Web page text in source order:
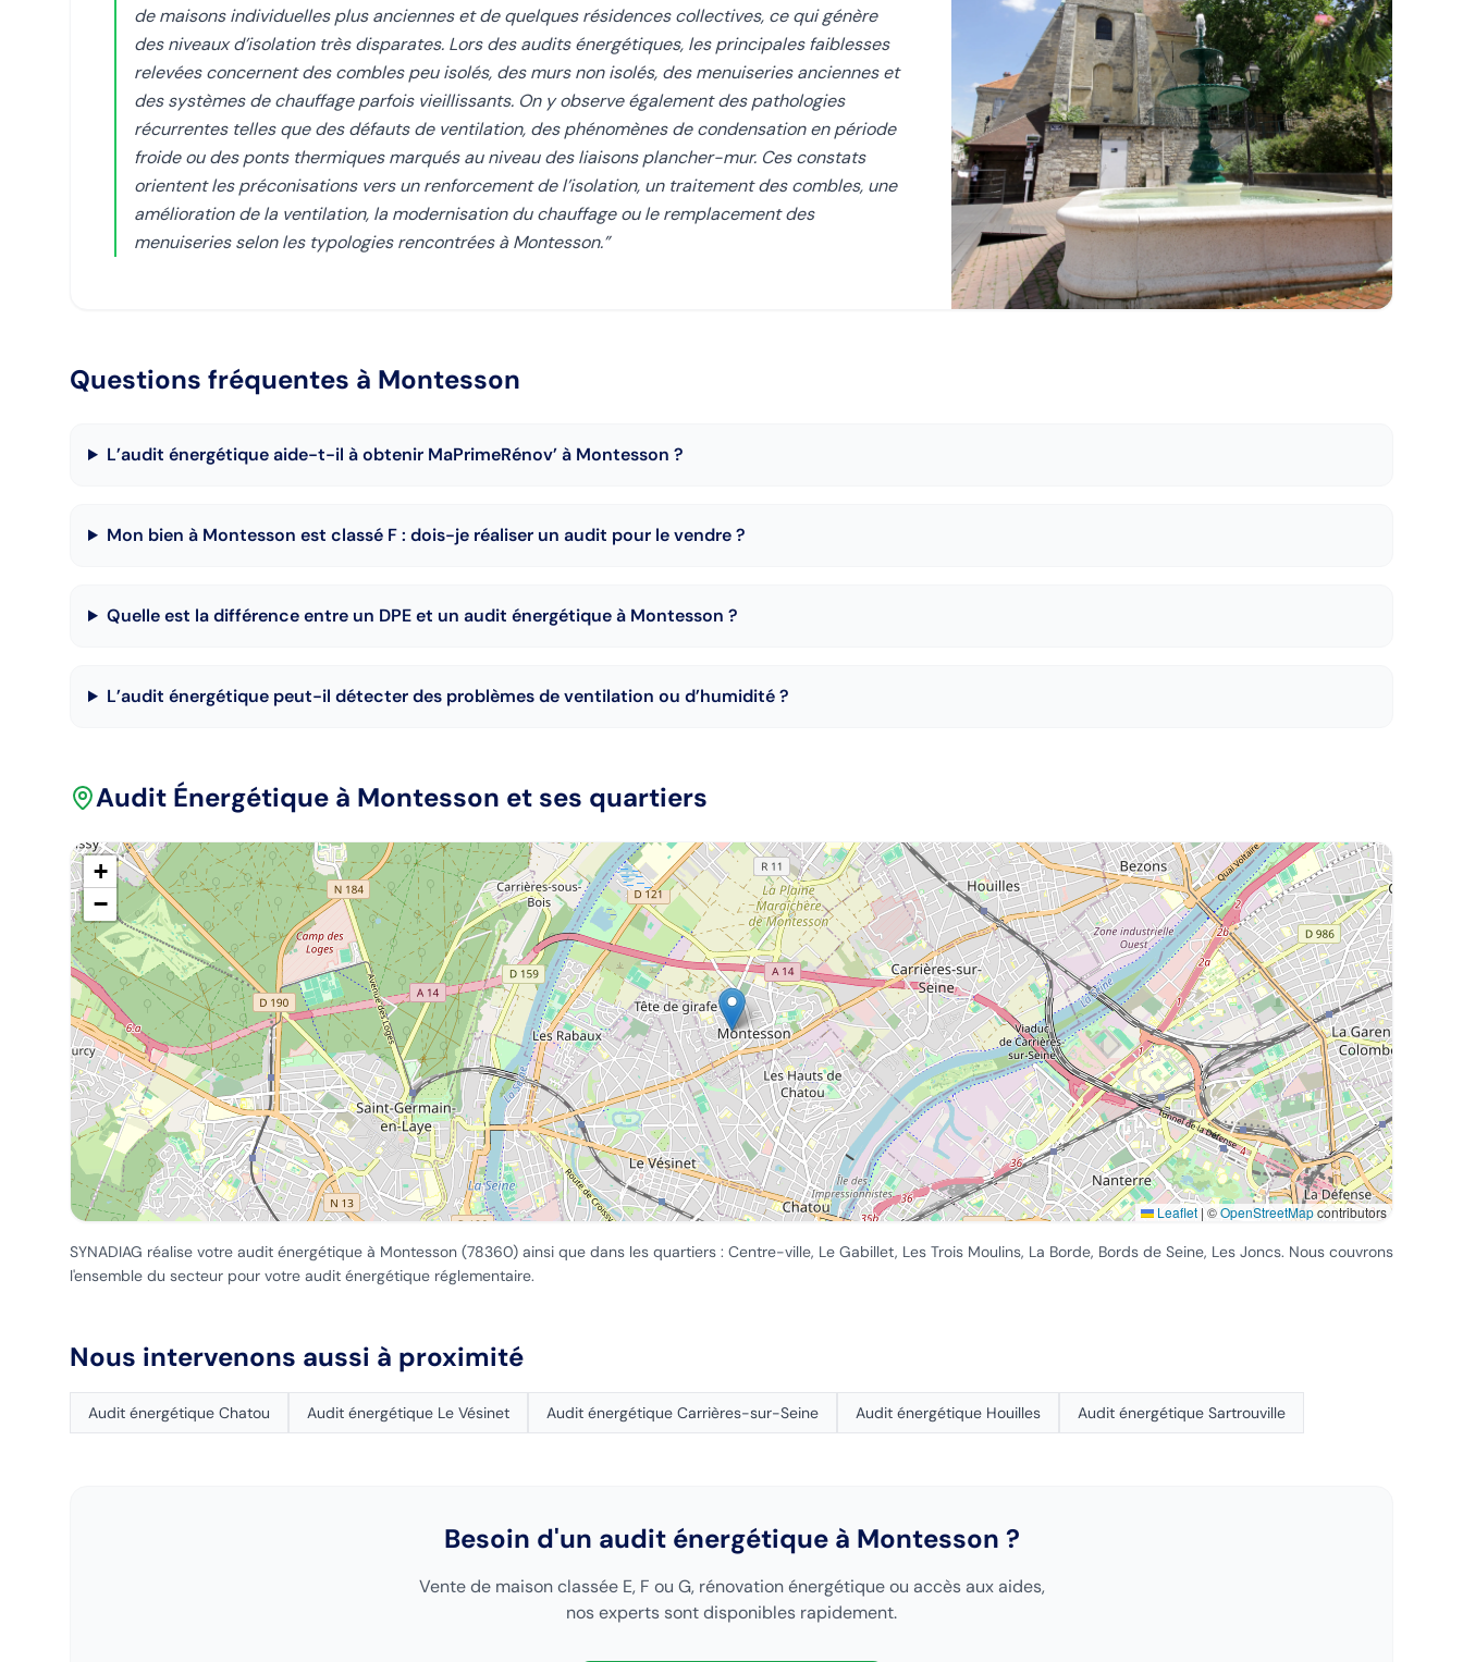
de maisons individuelles plus anciennes et de quelques résidences collectives, ce qui génère
des niveaux d’isolation très disparates. Lors des audits énergétiques, les principales faiblesses
relevées concernent des combles peu isolés, des murs non isolés, des menuiseries anciennes et
des systèmes de chauffage parfois vieillissants. On y observe également des pathologies
récurrentes telles que des défauts de ventilation, des phénomènes de condensation en période
froide ou des ponts thermiques marqués au niveau des liaisons plancher-mur. Ces constats
orientent les préconisations vers un renforcement de l’isolation, un traitement des combles, une
amélioration de la ventilation, la modernisation du chauffage ou le remplacement des
menuiseries selon les typologies rencontrées à Montesson.”
Questions fréquentes à Montesson
L’audit énergétique aide-t-il à obtenir MaPrimeRénov’ à Montesson ?
Mon bien à Montesson est classé F : dois-je réaliser un audit pour le vendre ?
Quelle est la différence entre un DPE et un audit énergétique à Montesson ?
L’audit énergétique peut-il détecter des problèmes de ventilation ou d’humidité ?
Audit Énergétique à Montesson et ses quartiers
+
−
Leaflet | ©OpenStreetMapcontributors
SYNADIAG réalise votre audit énergétique à Montesson (78360) ainsi que dans les quartiers : Centre-ville, Le Gabillet, Les Trois Moulins, La Borde, Bords de Seine, Les Joncs. Nous couvrons
l'ensemble du secteur pour votre audit énergétique réglementaire.
Nous intervenons aussi à proximité
Audit énergétique Chatou Audit énergétique Le Vésinet Audit énergétique Carrières-sur-Seine Audit énergétique Houilles Audit énergétique Sartrouville
Besoin d'un audit énergétique à Montesson ?
Vente de maison classée E, F ou G, rénovation énergétique ou accès aux aides,
nos experts sont disponibles rapidement.